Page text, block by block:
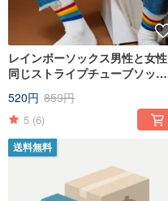
レインボーソックス男性と女性
同じストライプチューブソック
ツ汗吸収綿ソックス
520円 859円
5 (6)
送料無料